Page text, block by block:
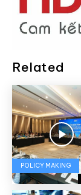
Related
POLICY MAKING